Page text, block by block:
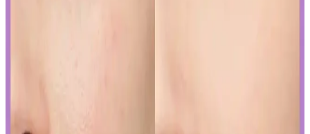
reaksiyonlar görülebilir.